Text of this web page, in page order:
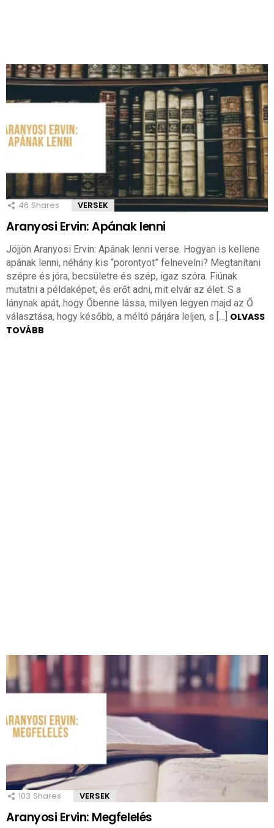
46 Shares VERSEK
Aranyosi Ervin: Apának lenni
Jöjjön Aranyosi Ervin: Apának lenni verse. Hogyan is kellene
apának lenni, néhány kis “porontyot” felnevelni? Megtanítani
szépre és jóra, becsületre és szép, igaz szóra. Fiúnak
mutatni a példaképet, és erőt adni, mit elvár az élet. S a
lánynak apát, hogy Őbenne lássa, milyen legyen majd az Ő
választása, hogy később, a méltó párjára leljen, s […] OLVASS
TOVÁBB
103 Shares VERSEK
Aranyosi Ervin: Megfelelés